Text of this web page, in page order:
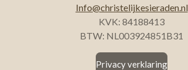
Info@christelijkesieraden.nl
KVK: 84188413
BTW: NL003924851B31
Privacy verklaring